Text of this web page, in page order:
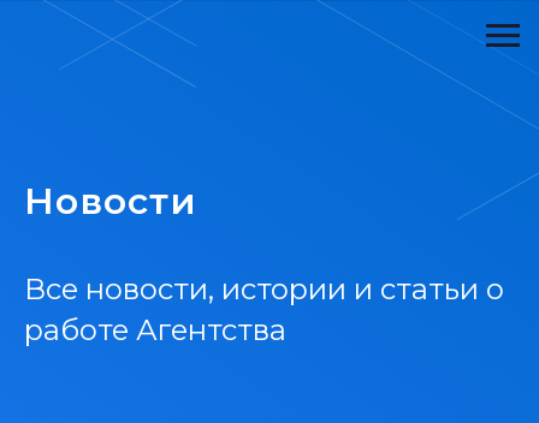
Новости
Все новости, истории и статьи о
работе Агентства